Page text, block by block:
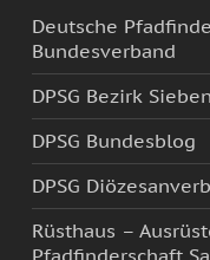
Deutsche
Bundesverband
DPSG Bezirk
DPSG Bundesblog
DPSG
Rüsthaus –
Pfadfinderschaft